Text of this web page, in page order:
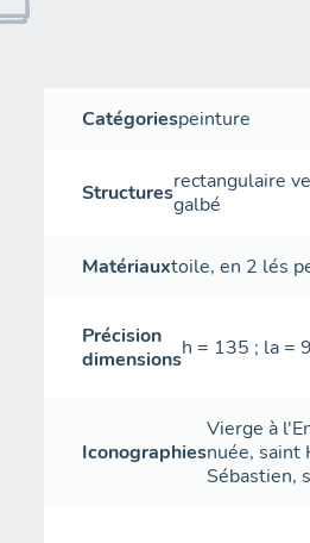
Catégoriespeinture
Structuresrectangulaire
galbé
Matériauxtoile, en 2 lés
Précision
dimensionsh = 135 ; la =
Iconographies
Vierge à
nuée, saint
Sébastien,